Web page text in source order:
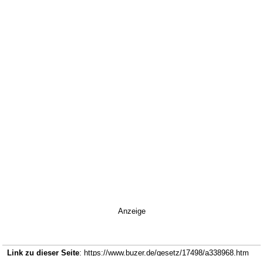
Anzeige
Link zu dieser Seite: https://www.buzer.de/gesetz/17498/a338968.htm